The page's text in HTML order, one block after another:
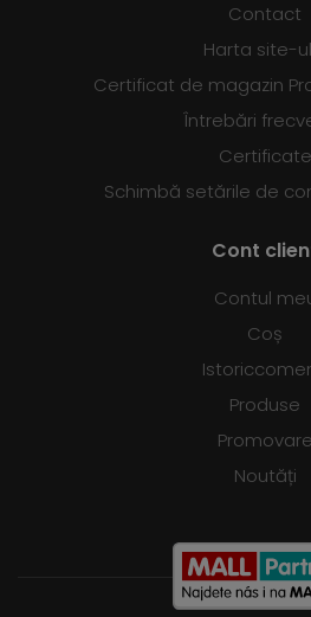
Contact
Harta site-
Certificat de magazin
Întrebări
Certificate
Schimbă setările de
Cont
Contul
Coș
Produse
Promovare
Noutăți